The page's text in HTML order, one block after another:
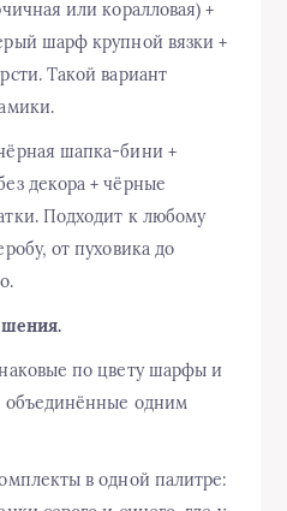
или коралловая) +
шарф крупной вязки +
Такой вариант
шапка-бини +
декора + чёрные
Подходит к любому
от пуховика до
по цвету шарфы и
объединённые одним
в одной палитре: